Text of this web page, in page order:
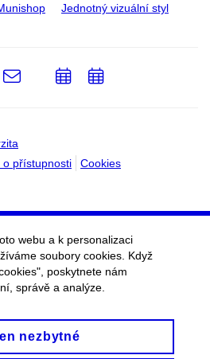
Jednotný vizuální styl
o přístupnosti Cookies
e-
PřidatPřidat
webu a k personalizaci
soubory cookies. Když
poskytnete nám
správě a analýze.
nezbytné